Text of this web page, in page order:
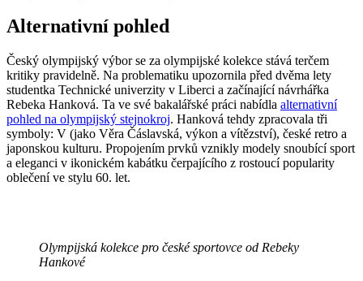
Alternativní pohled
Český olympijský výbor se za olympijské kolekce stává terčem
kritiky pravidelně. Na problematiku upozornila před dvěma lety
studentka Technické univerzity v Liberci a začínající návrhářka
Rebeka Hanková. Ta ve své bakalářské práci nabídla alternativní
pohled na olympijský stejnokroj. Hanková tehdy zpracovala tři
symboly: V (jako Věra Čáslavská, výkon a vítězství), české retro a
japonskou kulturu. Propojením prvků vznikly modely snoubící sport
a eleganci v ikonickém kabátku čerpajícího z rostoucí popularity
oblečení ve stylu 60. let.
Olympijská kolekce pro české sportovce od Rebeky
Hankové